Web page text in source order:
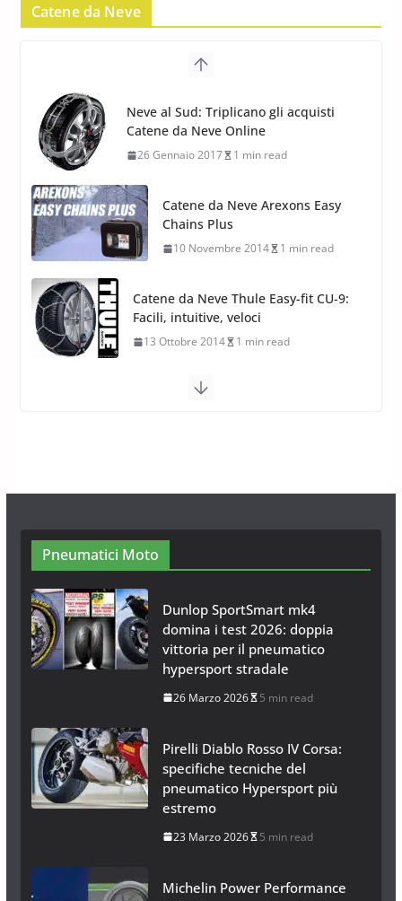
Yokohama Geolandar G073: nuovi
22 Novembre 2012
Pirelli Scorpion Winter 2: Nuovi
Pneumatici Invernali SUV 2022
Catene da Neve
Neve al Sud: Triplicano gli acquisti
Catene da Neve Online
26 Gennaio 2017 1 min read
Catene da Neve Arexons Easy
Chains Plus
10 Novembre 2014 1 min read
Catene da Neve Thule Easy-fit CU-9:
Facili, intuitive, veloci
13 Ottobre 2014 1 min read
Calze da Neve Arexocks by
Pneumatici Moto
Dunlop SportSmart mk4
domina i test 2026: doppia
vittoria per il pneumatico
hypersport stradale
26 Marzo 2026 5 min read
Pirelli Diablo Rosso IV Corsa:
specifiche tecniche del
pneumatico Hypersport più
estremo
23 Marzo 2026 5 min read
Michelin Power Performance